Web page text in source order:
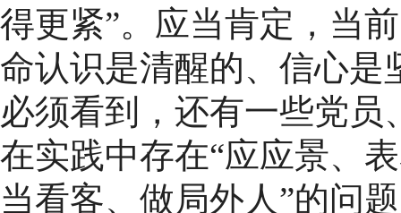
得更紧”。应当肯定，当
命认识是清醒的、信心是
必须看到，还有一些党
在实践中存在“应应景、
当看客、做局外人”的问